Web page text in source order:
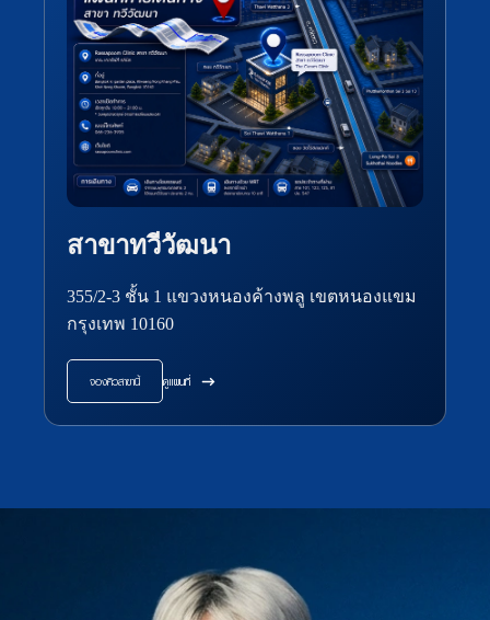
สาขาทวีวัฒนา
355/2-3 ชั้น 1 แขวงหนองค้างพลู เขตหนองแขม
กรุงเทพ 10160
จองคิวสาขานี้ ดูแผนที่